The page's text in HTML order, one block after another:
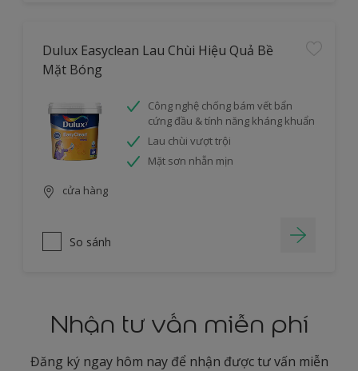
Dulux Easyclean Lau Chùi Hiệu Quả Bề
Mặt Bóng
Công nghệ chống bám vết bẩn
cứng đầu & tính năng kháng khuẩn
Lau chùi vượt trội
Mặt sơn nhẵn mịn
cửa hàng
So sánh
Nhận tư vấn miễn phí
Đăng ký ngay hôm nay để nhận được tư vấn miễn